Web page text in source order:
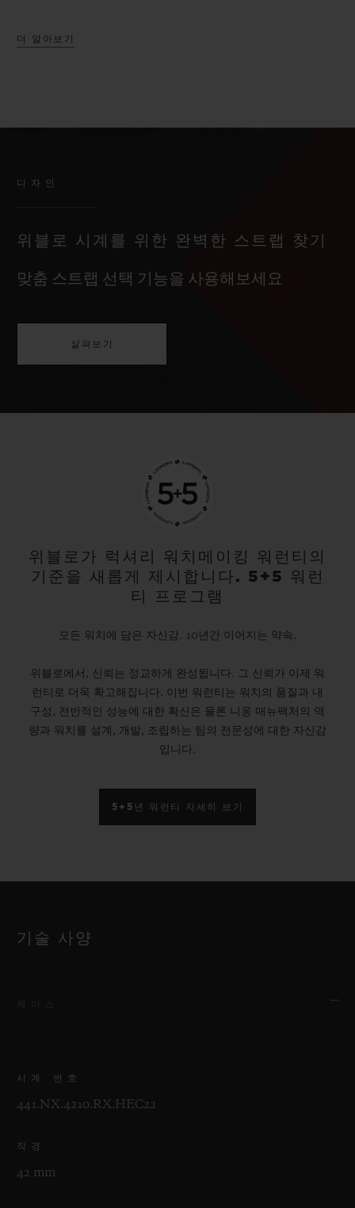
더 알아보기
디자인
위블로 시계를 위한 완벽한 스트랩 찾기
맞춤 스트랩 선택 기능을 사용해보세요
살펴보기
위블로가 럭셔리 워치메이킹 워런티의
기준을 새롭게 제시합니다. 5+5 워런
티 프로그램
모든 워치에 담은 자신감. 10년간 이어지는 약속.
위블로에서, 신뢰는 정교하게 완성됩니다. 그 신뢰가 이제 워
런티로 더욱 확고해집니다. 이번 워런티는 워치의 품질과 내
구성, 전반적인 성능에 대한 확신은 물론 니옹 매뉴팩처의 역
량과 워치를 설계, 개발, 조립하는 팀의 전문성에 대한 자신감
입니다.
5+5년 워런티 자세히 보기
기술 사양
시계 번호
441.NX.4210.RX.HEC22
직경
42 mm